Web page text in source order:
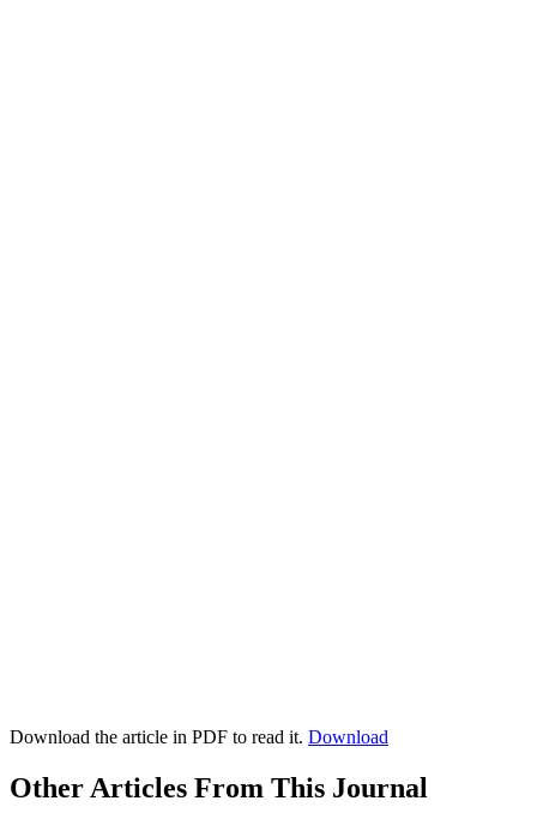
Download the article in PDF to read it. Download
Other Articles From This Journal